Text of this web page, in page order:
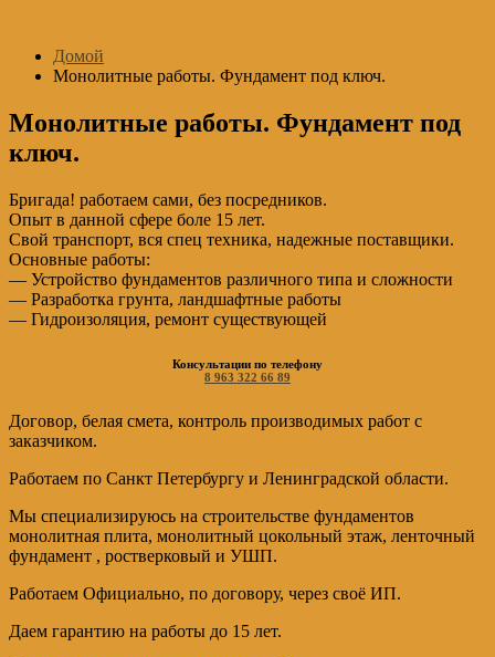
содержимому
Домой
Монолитные работы. Фундамент под ключ.
Монолитные работы. Фундамент под
ключ.
Бригада! работаем сами, без посредников.
Опыт в данной сфере боле 15 лет.
Свой транспорт, вся спец техника, надежные поставщики.
Основные работы:
— Устройство фундаментов различного типа и сложности
— Разработка грунта, ландшафтные работы
— Гидроизоляция, ремонт существующей
Консультации по телефону
8 963 322 66 89
Договор, белая смета, контроль производимых работ с
заказчиком.
Работаем по Санкт Петербургу и Ленинградской области.
Мы специализируюсь на строительстве фундаментов
монолитная плита, монолитный цокольный этаж, ленточный
фундамент , ростверковый и УШП.
Работаем Официально, по договору, через своё ИП.
Даем гарантию на работы до 15 лет.